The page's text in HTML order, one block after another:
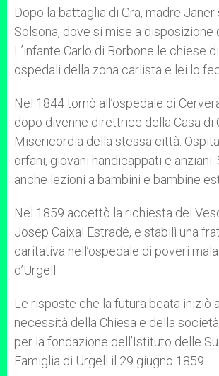
Dopo la battaglia di Gra, madre
Solsona, dove si mise a disposizione
L’infante Carlo di Borbone le chiese
ospedali della zona carlista e lei lo
Nel 1844 tornò all’ospedale di
dopo divenne direttrice della Casa di
Misericordia della stessa città.
orfani, giovani handicappati e
anche lezioni a bambini e bambine
Nel 1859 accettò la richiesta del
Josep Caixal Estradé, e stabilì una
caritativa nell’ospedale di poveri
d’Urgell.
Le risposte che la futura beata iniziò
necessità della Chiesa e della
per la fondazione dell’Istituto delle
Famiglia di Urgell il 29 giugno 1859.